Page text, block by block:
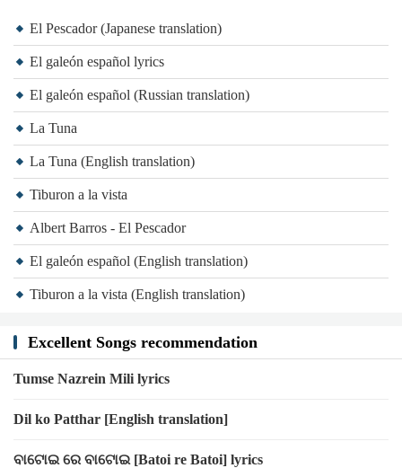
El Pescador (Japanese translation)
El galeón español lyrics
El galeón español (Russian translation)
La Tuna
La Tuna (English translation)
Tiburon a la vista
Albert Barros - El Pescador
El galeón español (English translation)
Tiburon a la vista (English translation)
Excellent Songs recommendation
Tumse Nazrein Mili lyrics
Dil ko Patthar [English translation]
ବାଟୋଇ ରେ ବାଟୋଇ [Batoi re Batoi] lyrics